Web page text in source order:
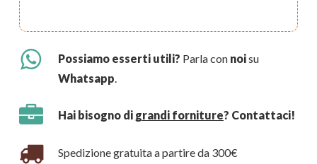
Possiamo esserti utili? Parla con noisu
Whatsapp
Hai bisogno di grandi forniture? Contattaci!
Spedizione gratuita a partire da 300€